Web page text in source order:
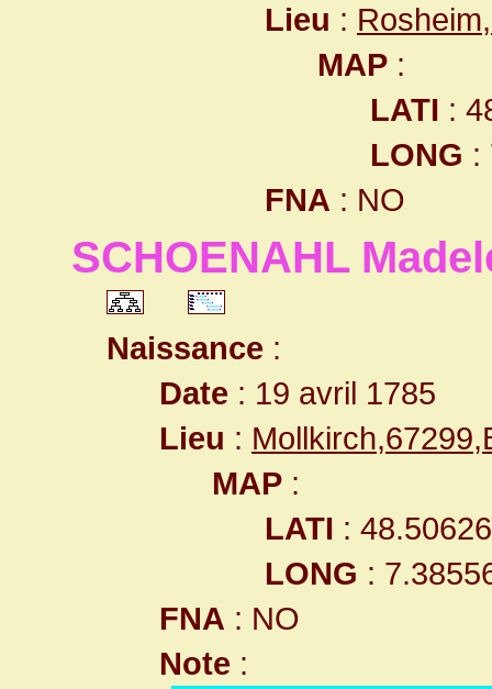
Lieu :
MAP :
LATI :
LONG :
FNA : NO
SCHOENAHL
Naissance :
Date : 19 avril 1785
Lieu :
MAP :
LATI :
LONG :
FNA : NO
Note :